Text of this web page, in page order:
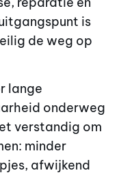
is
de weg op
lange
onderweg
verstandig om
minder
afwijkend